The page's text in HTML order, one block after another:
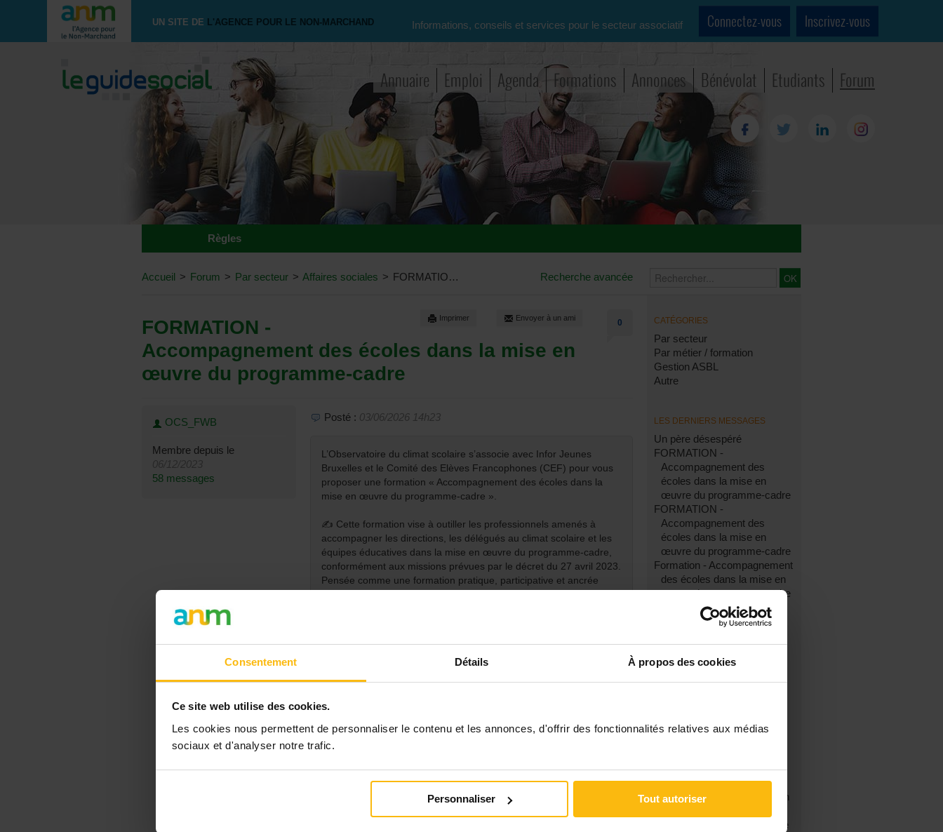
Consentement Détails À propos des cookies
Ce site web utilise des cookies.
Les cookies nous permettent de personnaliser le contenu et les annonces, d'offrir des fonctionnalités relatives aux médias
sociaux et d'analyser notre trafic.
Personnaliser Tout autoriser
UN SITE DE L'AGENCE POUR LE NON-MARCHAND Informations, conseils et services pour le secteur associatif Connectez-vous Inscrivez-vous
Annuaire Emploi Agenda Formations Annonces Bénévolat Etudiants Forum
Règles
Accueil > Forum > Par secteur > Affaires sociales > FORMATION - Accompagnement des écoles dans la mise en œuvre du programme-cadre Recherche avancée
0
Imprimer Envoyer à un ami
FORMATION -
Accompagnement des écoles dans la mise en
œuvre du programme-cadre
OCS_FWB
Membre depuis le
58 messages
Posté : 03/06/2026 14h23
L’Observatoire du climat scolaire s’associe avec Infor Jeunes
Bruxelles et le Comité des Elèves Francophones (CEF) pour vous
proposer une formation « Accompagnement des écoles dans la
mise en œuvre du programme-cadre ».
✍️ Cette formation vise à outiller les professionnels amenés à
accompagner les directions, les délégués au climat scolaire et les
équipes éducatives dans la mise en œuvre du programme-cadre,
conformément aux missions prévues par le décret du 27 avril 2023.
Pensée comme une formation pratique, participative et ancrée
ayant pour projet de candidater lors du prochain appel et
souhaitant s’investir dans le programme-cadre (indispensable).
???? Plusieurs sessions sont dispensées à Bruxelles, Namur, Liège
Formation gratuite - Informations et inscription : urlr.me/ZaeFrQ
observatoire.climatscolaire@cfwb.be
CATÉGORIES
Par secteur
Par métier / formation
Gestion ASBL
Autre
LES DERNIERS MESSAGES
Un père désespéré
FORMATION -
Accompagnement des
écoles dans la mise en
œuvre du programme-cadre
FORMATION -
Accompagnement des
écoles dans la mise en
œuvre du programme-cadre
Formation - Accompagnement
des écoles dans la mise en
œuvre du programme-cadre
Cours du soir assistante
FILTRES
Les derniers sujets
Comment déclarer un
logement insalubre.
Info disponible a son médecin
TFE : la précarité en Belgique